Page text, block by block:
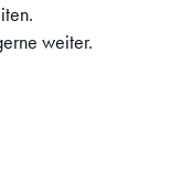
weiter.